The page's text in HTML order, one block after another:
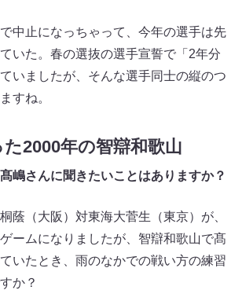
中止になっちゃって、今年の選手は先
いた。春の選抜の選手宣誓で「2年分
いましたが、そんな選手同士の縦のつ
すね。
2000年の智辯和歌山
嶋さんに聞きたいことはありますか？
蔭（大阪）対東海大菅生（東京）が、
ームになりましたが、智辯和歌山で髙
いたとき、雨のなかでの戦い方の練習
か？